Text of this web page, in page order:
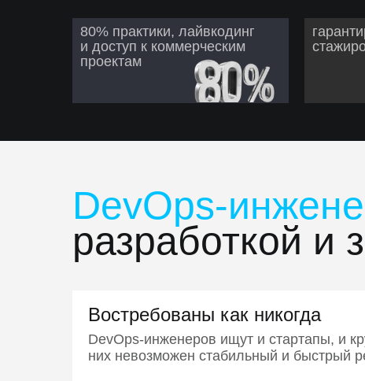
80% практики, лайвкодинг
и доступ к коммерческим
проектам
DevOps-
разработкой и
Востребованы как никогда
DevOps-инженеров ищут и стартапы, и
них невозможен стабильный и быстрый